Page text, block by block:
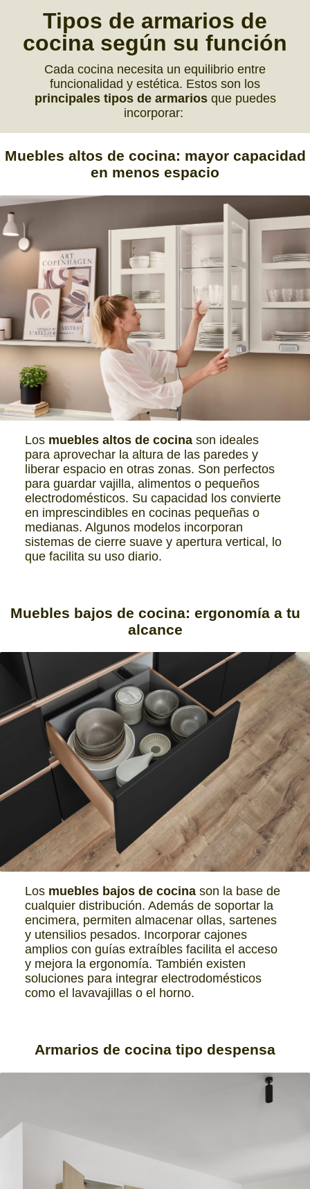
Tipos de armarios de
cocina según su función
Cada cocina necesita un equilibrio entre
funcionalidad y estética. Estos son los
principales tipos de armarios que puedes
incorporar:
Muebles altos de cocina: mayor capacidad
en menos espacio
Los muebles altos de cocinason ideales
para aprovechar la altura de las paredes y
liberar espacio en otras zonas. Son perfectos
para guardar vajilla, alimentos o pequeños
electrodomésticos. Su capacidad los convierte
en imprescindibles en cocinas pequeñas o
medianas. Algunos modelos incorporan
sistemas de cierre suave y apertura vertical, lo
que facilita su uso diario.
Muebles bajos de cocina: ergonomía a tu
alcance
Los muebles bajos de cocinason la base de
cualquier distribución. Además de soportar la
encimera, permiten almacenar ollas, sartenes
y utensilios pesados. Incorporar cajones
amplios con guías extraíbles facilita el acceso
y mejora la ergonomía. También existen
soluciones para integrar electrodomésticos
como el lavavajillas o el horno.
Armarios de cocina tipo despensa